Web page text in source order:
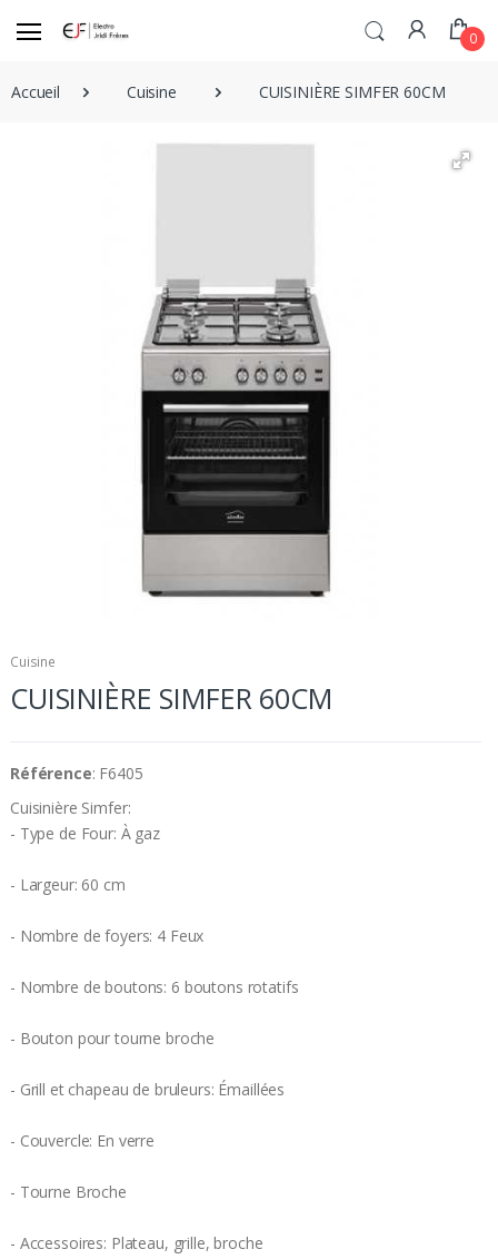
0
Accueil Cuisine CUISINIÈRE SIMFER 60CM
Cuisine
CUISINIÈRE SIMFER 60CM
Référence: F6405
Cuisinière Simfer:
- Type de Four: À gaz
- Largeur: 60 cm
- Nombre de foyers: 4 Feux
- Nombre de boutons: 6 boutons rotatifs
- Bouton pour tourne broche
- Grill et chapeau de bruleurs: Émaillées
- Couvercle: En verre
- Tourne Broche
- Accessoires: Plateau, grille, broche